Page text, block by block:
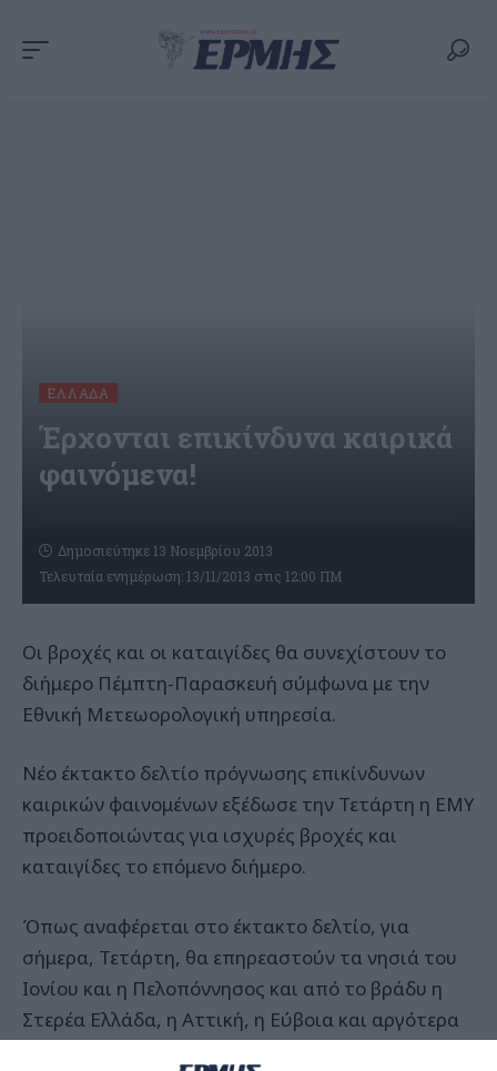
ΕΛΛΆΔΑ
Έρχονται επικίνδυνα καιρικά
φαινόμενα!
Τελευταία ενημέρωση: 13/11/2013 στις 12:00 ΠΜ
Δημοσιεύτηκε 13 Νοεμβρίου 2013
Οι βροχές και οι καταιγίδες θα συνεχίστουν το
διήμερο Πέμπτη-Παρασκευή σύμφωνα με την
Εθνική Μετεωορολογική υπηρεσία.
Νέο έκτακτο δελτίο πρόγνωσης επικίνδυνων
καιρικών φαινομένων εξέδωσε την Τετάρτη η ΕΜΥ
προειδοποιώντας για ισχυρές βροχές και
καταιγίδες το επόμενο διήμερο.
Όπως αναφέρεται στο έκτακτο δελτίο, για
σήμερα, Τετάρτη, θα επηρεαστούν τα νησιά του
Ιονίου και η Πελοπόννησος και από το βράδυ η
Στερέα Ελλάδα, η Αττική, η Εύβοια και αργότερα